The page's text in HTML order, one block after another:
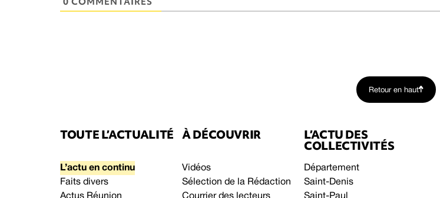
Retour en haut
TOUTE L’ACTUALITÉ
L’actu en continu
Faits divers
Actus Réunion
À DÉCOUVRIR
Vidéos
Sélection de la Rédaction
Courrier des lecteurs
L’ACTU DES
COLLECTIVITÉS
Département
Saint-Denis
Saint-Paul